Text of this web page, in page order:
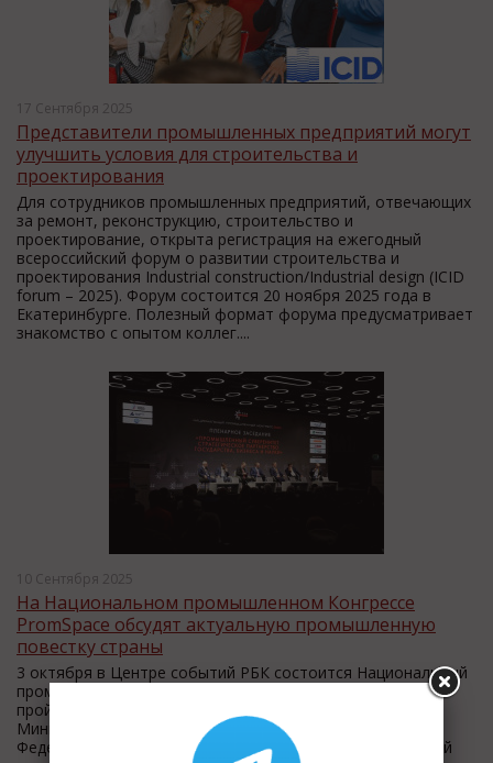
17 Сентября 2025
Представители промышленных предприятий могут
улучшить условия для строительства и
проектирования
Для сотрудников промышленных предприятий, отвечающих
за ремонт, реконструкцию, строительство и
проектирование, открыта регистрация на ежегодный
всероссийский форум о развитии строительства и
проектирования Industrial construction/Industrial design (ICID
forum – 2025). Форум состоится 20 ноября 2025 года в
Екатеринбурге. Полезный формат форума предусматривает
знакомство с опытом коллег....
10 Сентября 2025
На Национальном промышленном Конгрессе
PromSpace обсудят актуальную промышленную
повестку страны
3 октября в Центре событий РБК состоится Национальный
промышленный Конгресс «PromSpace». Мероприятие
пройдет при официальной поддержке и участии
Министерства промышленности и торговли Российской
Федерации. Конгресс выступает открытой дискуссионной